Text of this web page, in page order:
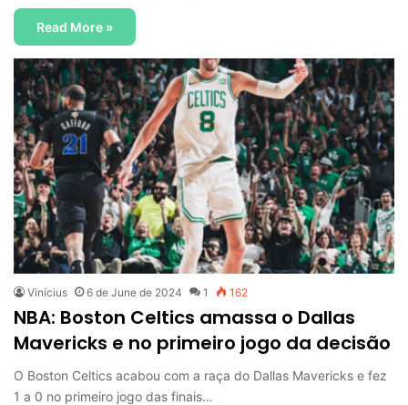
Read More »
Vinícius 6 de June de 2024 1 162
NBA: Boston Celtics amassa o Dallas
Mavericks e no primeiro jogo da decisão
O Boston Celtics acabou com a raça do Dallas Mavericks e fez
1 a 0 no primeiro jogo das finais…